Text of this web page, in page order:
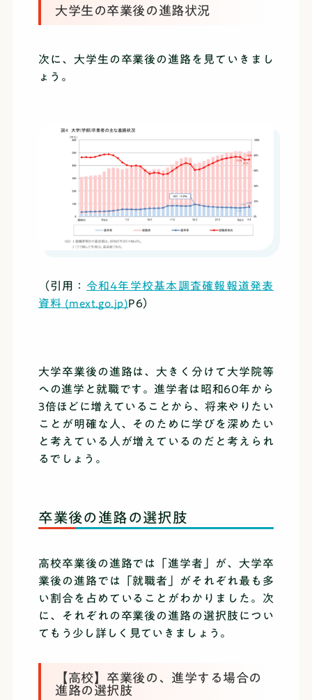
大学生の卒業後の進路状況
次に、大学生の卒業後の進路を見ていきまし
ょう。
（引用： 令和4年学校基本調査確報報道発表
資料 (mext.go.jp)P6）
大学卒業後の進路は、大きく分けて大学院等
への進学と就職です。進学者は昭和60年から
3倍ほどに増えていることから、将来やりたい
ことが明確な人、そのために学びを深めたい
と考えている人が増えているのだと考えられ
るでしょう。
卒業後の進路の選択肢
高校卒業後の進路では「進学者」が、大学卒
業後の進路では「就職者」がそれぞれ最も多
い割合を占めていることがわかりました。次
に、それぞれの卒業後の進路の選択肢につい
てもう少し詳しく見ていきましょう。
【高校】卒業後の、進学する場合の
進路の選択肢